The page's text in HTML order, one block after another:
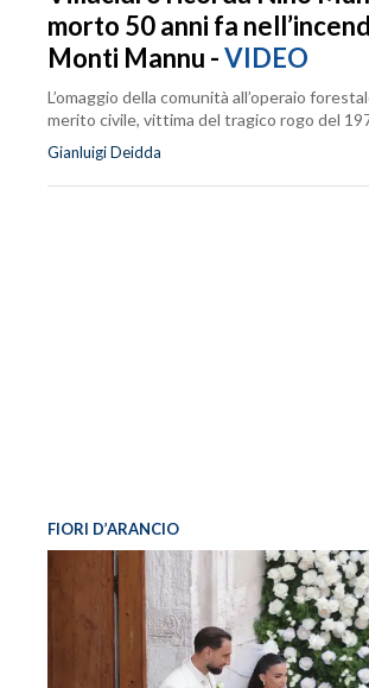
morto 50 anni fa
Monti Mannu -VIDEO
L’omaggio della comunità all’operaio
merito civile, vittima del tragico rogo del
Gianluigi Deidda
FIORI D’ARANCIO